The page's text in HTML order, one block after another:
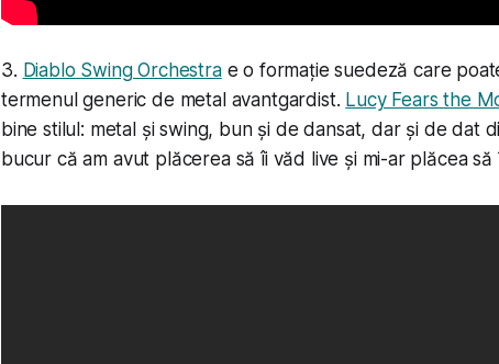
3. Diablo Swing Orchestrae o formație suedeză care
termenul generic de metal avantgardist. Lucy Fears the
bine stilul: metal și swing, bun și de dansat, dar și de dat
bucur că am avut plăcerea să îi văd live și mi-ar plăcea